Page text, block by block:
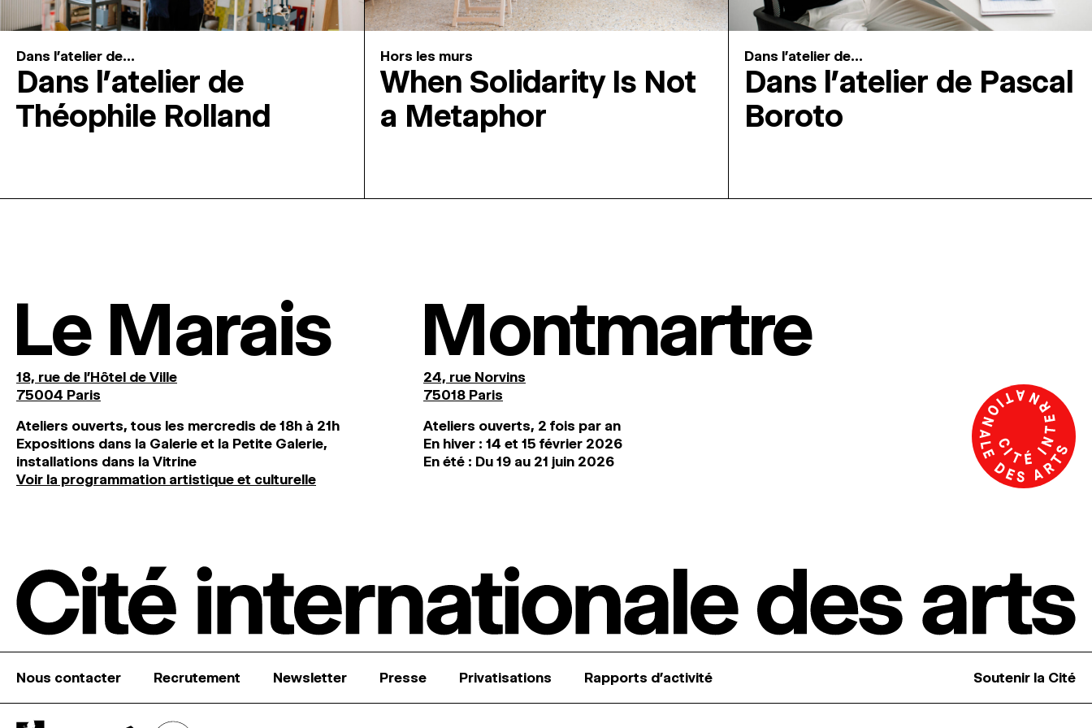
Dans l'atelier de...
Dans l’atelier de
Théophile Rolland
Hors les murs
When Solidarity Is Not
a Metaphor
Dans l'atelier de...
Dans l’atelier de Pascal
Boroto
Le Marais
18, rue de l'Hôtel de Ville
75004 Paris
Ateliers ouverts, tous les mercredis de 18h à 21h
Expositions dans la Galerie et la Petite Galerie,
installations dans la Vitrine
Voir la programmation artistique et culturelle
Montmartre
24, rue Norvins
75018 Paris
Ateliers ouverts, 2 fois par an
En hiver : 14 et 15 février 2026
En été : Du 19 au 21 juin 2026
Nous contacter Recrutement Newsletter Presse Privatisations Rapports d’activité Soutenir la Cité